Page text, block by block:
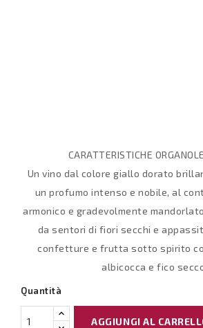
CARATTERISTICHE
Un vino dal colore giallo dorato
un profumo intenso e nobile, al
armonico e gradevolmente
da sentori di fiori secchi e
confetture e frutta sotto spirito
albicocca e fico
Quantità
AGGIUNGI AL